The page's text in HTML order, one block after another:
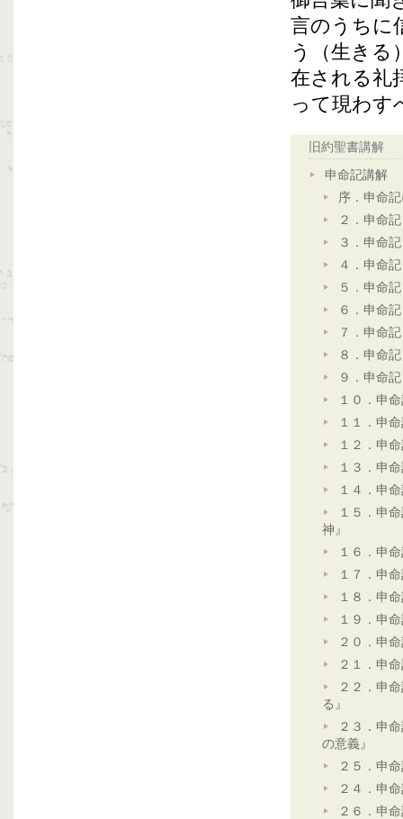
言のうちに
う（生きる
在される礼
って現わす
旧約聖書講解
申命記講解
序．申命
２．申命
３．申命
４．申命
５．申命
６．申命
７．申命
８．申命
９．申命
１０．申
１１．申
１２．申
１３．申
１４．申
１５．申
神』
１６．申
１７．申
１８．申
１９．申
２０．申
２１．申
２２．申
る』
２３．申
の意義』
２５．申
２４．申
２６．申